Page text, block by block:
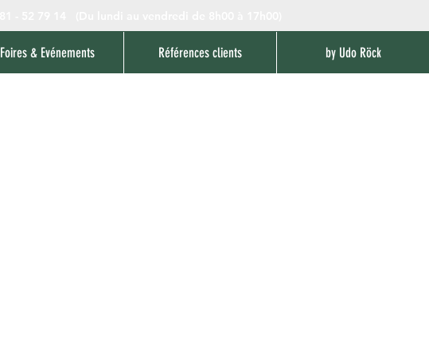
Foires & Evénements Références clients by Udo Röck